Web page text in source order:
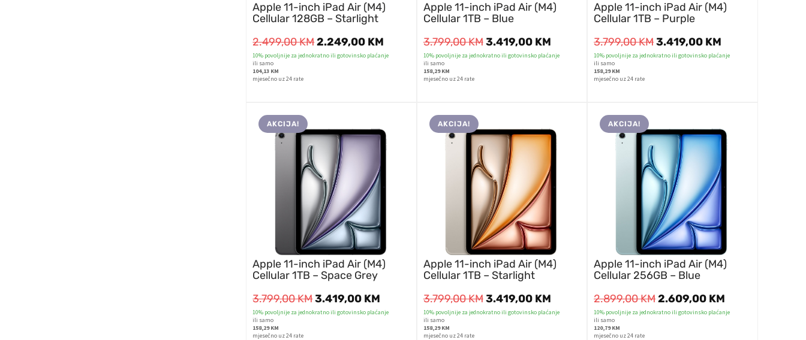
Apple 11-inch iPad Air (M4)
Cellular 128GB – Starlight
2.499,00KM2.249,00 KM
10% povoljnije za jednokratno ili gotovinsko plaćanje
ili samo
104,13 KM
mjesečno uz 24 rate
Apple 11-inch iPad Air (M4)
Cellular 1TB – Blue
3.799,00KM3.419,00 KM
10% povoljnije za jednokratno ili gotovinsko plaćanje
ili samo
158,29 KM
mjesečno uz 24 rate
Apple 11-inch iPad Air (M4)
Cellular 1TB – Purple
3.799,00KM3.419,00 KM
10% povoljnije za jednokratno ili gotovinsko plaćanje
ili samo
158,29 KM
mjesečno uz 24 rate
AKCIJA!
Apple 11-inch iPad Air (M4)
Cellular 1TB – Space Grey
3.799,00KM3.419,00 KM
10% povoljnije za jednokratno ili gotovinsko plaćanje
ili samo
158,29 KM
mjesečno uz 24 rate
AKCIJA!
Apple 11-inch iPad Air (M4)
Cellular 1TB – Starlight
3.799,00KM3.419,00 KM
10% povoljnije za jednokratno ili gotovinsko plaćanje
ili samo
158,29 KM
mjesečno uz 24 rate
AKCIJA!
Apple 11-inch iPad Air (M4)
Cellular 256GB – Blue
2.899,00KM2.609,00 KM
10% povoljnije za jednokratno ili gotovinsko plaćanje
ili samo
120,79 KM
mjesečno uz 24 rate